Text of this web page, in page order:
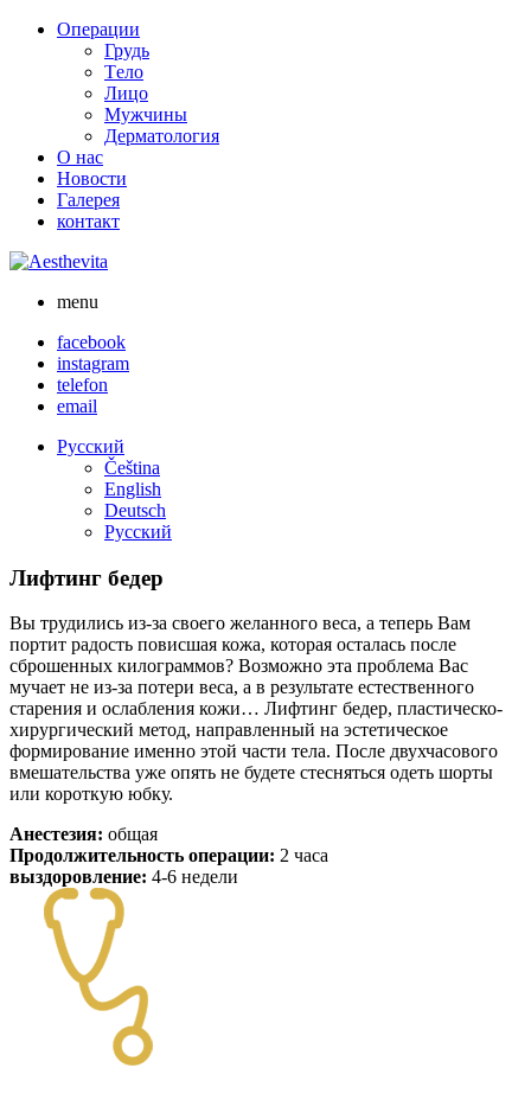
Skip
Операции
Грудь
Tело
Лицо
Мужчины
Дерматология
О нас
Новости
Галерея
контакт
menu
facebook
instagram
telefon
email
Русский
Čeština
English
Deutsch
Русский
Лифтинг бедер
Вы трудились из-за своего желанного веса, а теперь Вам
портит радость повисшая кожа, которая осталась после
сброшенных килограммов? Возможно эта проблема Вас
мучает не из-за потери веса, а в результате естественного
старения и ослабления кожи… Лифтинг бедер, пластическо-
хирургический метод, направленный на эстетическое
формирование именно этой части тела. После двухчасового
вмешательства уже опять не будете стесняться одеть шорты
или короткую юбку.
Анестезия: oбщая
Продолжительность операции: 2 часа
выздоровление: 4-6 недели